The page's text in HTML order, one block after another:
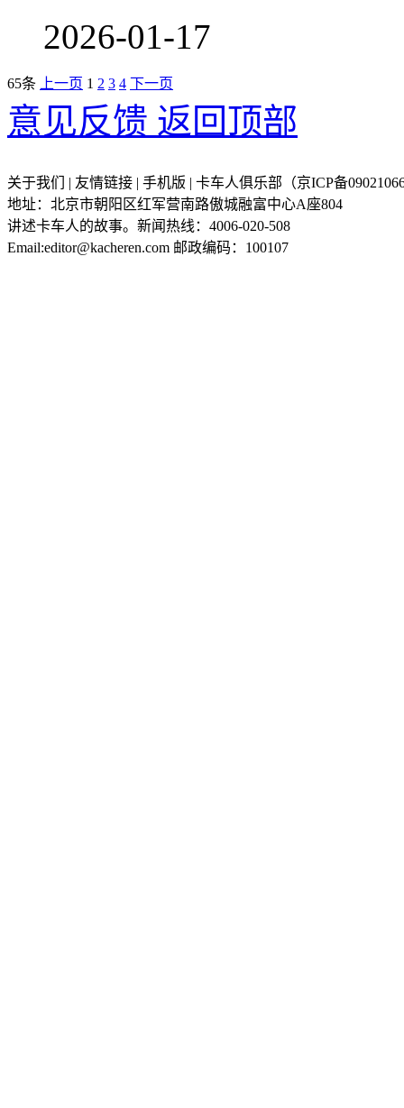
2026-01-17
65条 上一页 1 2 3 4 下一页
意见反馈 返回顶部
关于我们 | 友情链接 | 手机版 | 卡车人俱乐部（京ICP备
地址：北京市朝阳区红军营南路傲城融富中心A座804
讲述卡车人的故事。新闻热线：4006-020-508
Email:editor@kacheren.com 邮政编码：100107